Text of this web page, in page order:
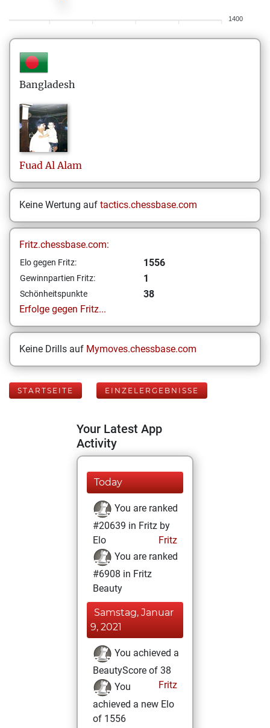
1400
Bangladesh
Fuad Al Alam
Keine Wertung auf tactics.chessbase.com
Fritz.chessbase.com:
Elo gegen Fritz: 1556
Gewinnpartien Fritz: 1
Schönheitspunkte
38
Erfolge gegen Fritz...
Keine Drills auf Mymoves.chessbase.com
STARTSEITE EINZELERGEBNISSE
Your Latest App
Activity
Today
You are ranked
#20639 in Fritz by
Elo
Fritz
You are ranked
#6908 in Fritz
Beauty
Samstag, Januar
9, 2021
You achieved a
BeautyScore of 38
Fritz
You
achieved a new Elo
of 1556